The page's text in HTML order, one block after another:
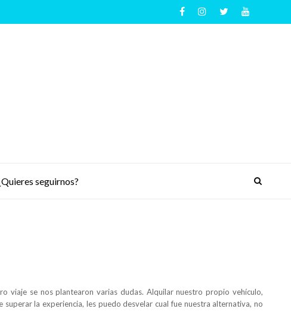
seguirnos?
viaje se nos plantearon varias dudas. Alquilar nuestro propio vehículo,
la experiencia, les puedo desvelar cual fue nuestra alternativa, no